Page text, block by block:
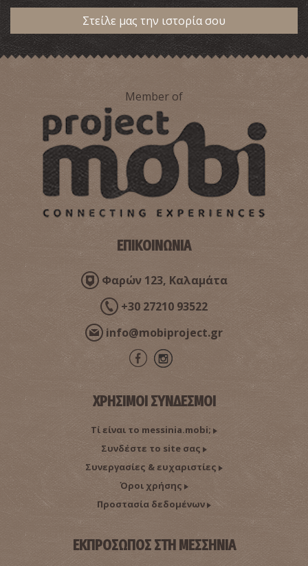
Στείλε μας την ιστορία σου
Member of
ΕΠΙΚΟΙΝΩΝΙΑ
Φαρών 123, Καλαμάτα
+30 27210 93522
info@mobiproject.gr
ΧΡΗΣΙΜΟΙ ΣΥΝΔΕΣΜΟΙ
Τί είναι το messinia.mobi;
Συνδέστε το site σας
Συνεργασίες & ευχαριστίες
Όροι χρήσης
Προστασία δεδομένων
ΕΚΠΡΟΣΩΠΟΣ ΣΤΗ ΜΕΣΣΗΝΙΑ